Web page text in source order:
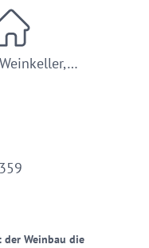
der Weinbau die